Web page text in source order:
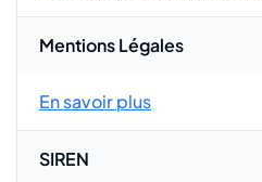
Mentions Légales
En savoir plus
SIREN